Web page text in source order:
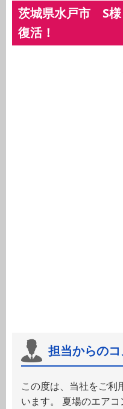
茨城県水戸市 S様
復活！
担当からのコ
この度は、当社をご利
います。 夏場のエア